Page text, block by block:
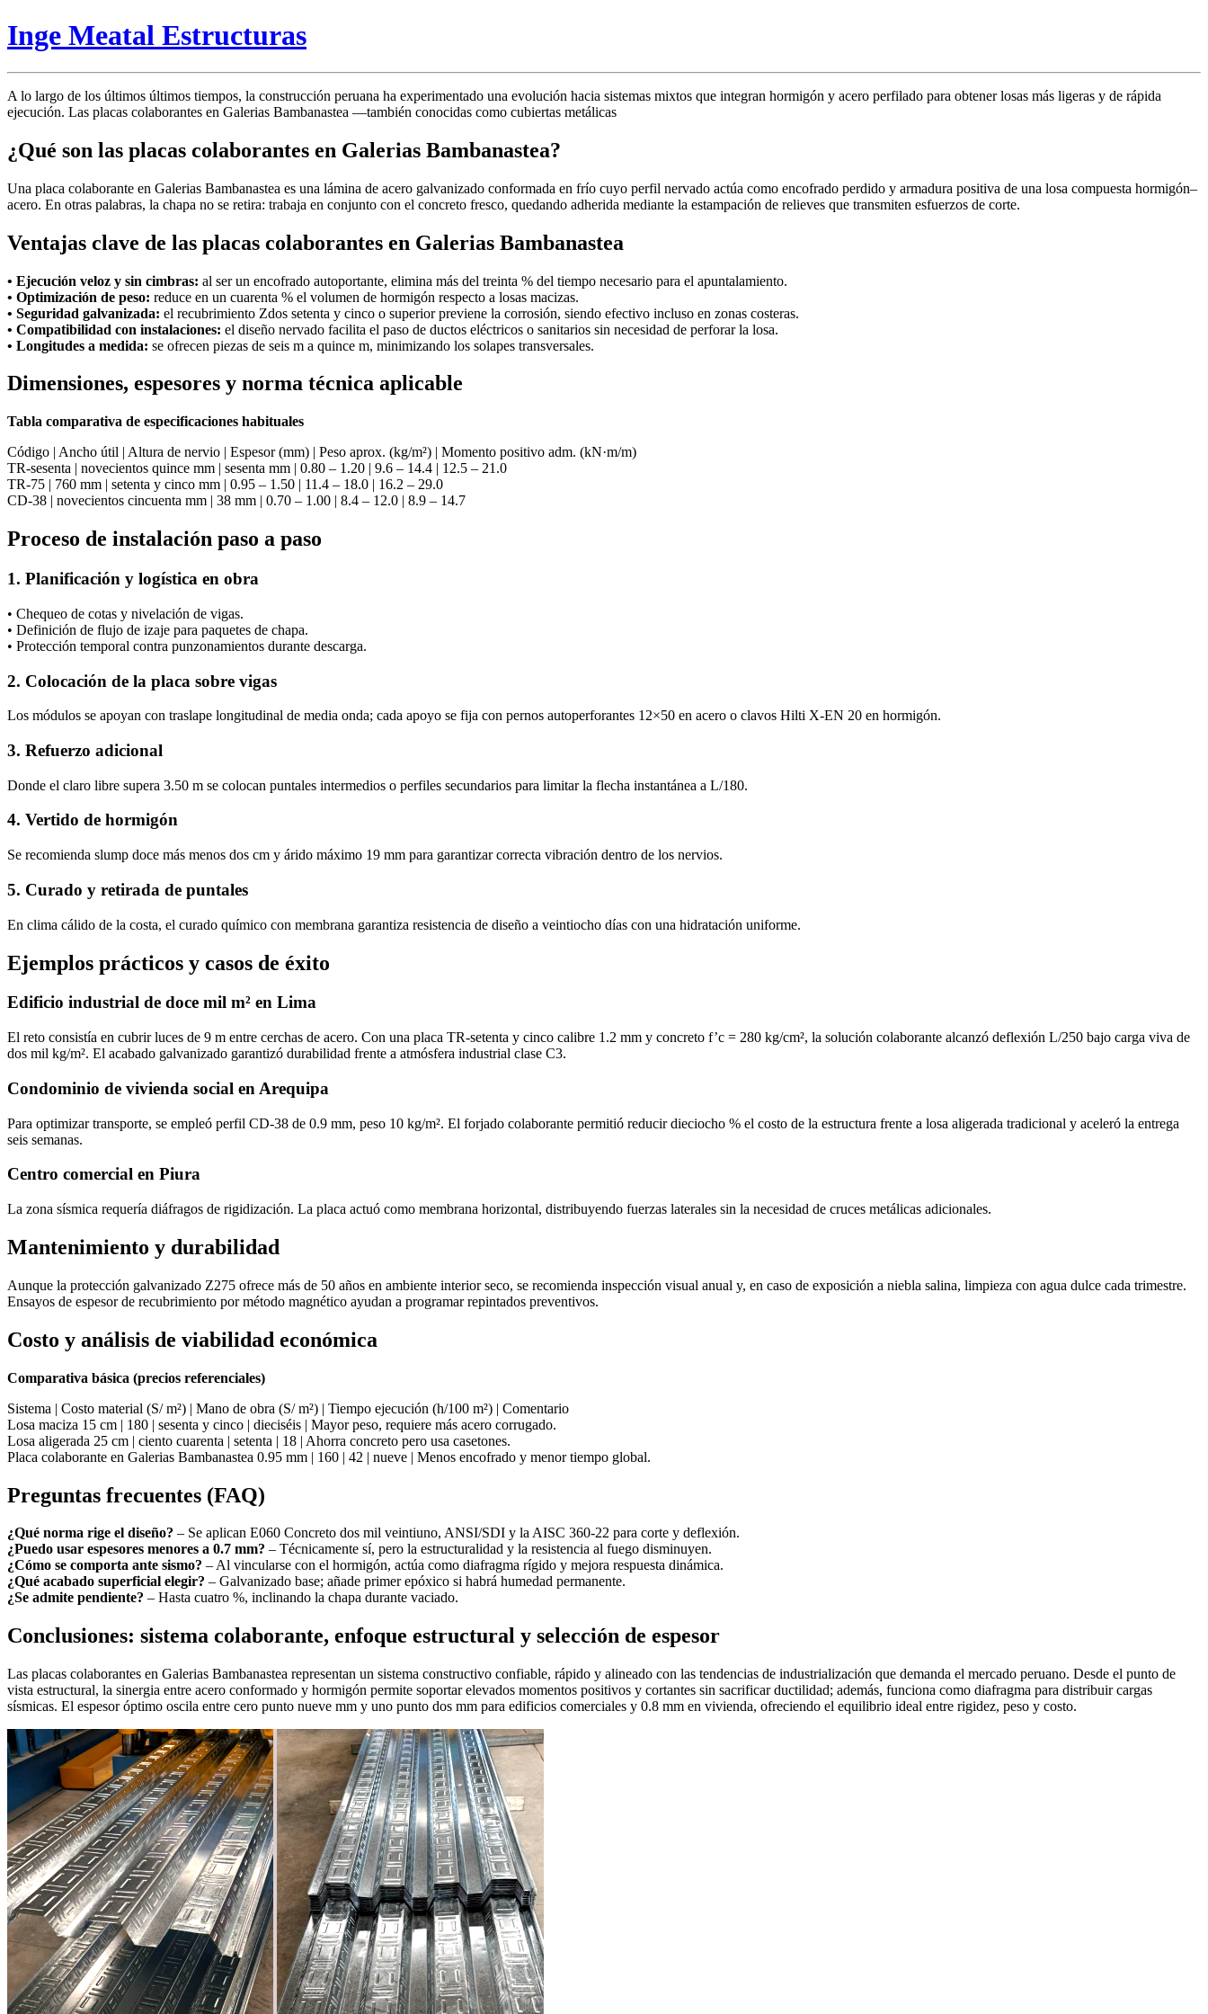
Inge Meatal Estructuras
A lo largo de los últimos últimos tiempos, la construcción peruana ha experimentado una evolución hacia sistemas mixtos que integran hormigón y acero perfilado para obtener losas más ligeras y de rápida
ejecución. Las placas colaborantes en Galerias Bambanastea —también conocidas como cubiertas metálicas
¿Qué son las placas colaborantes en Galerias Bambanastea?
Una placa colaborante en Galerias Bambanastea es una lámina de acero galvanizado conformada en frío cuyo perfil nervado actúa como encofrado perdido y armadura positiva de una losa compuesta hormigón–
acero. En otras palabras, la chapa no se retira: trabaja en conjunto con el concreto fresco, quedando adherida mediante la estampación de relieves que transmiten esfuerzos de corte.
Ventajas clave de las placas colaborantes en Galerias Bambanastea
• Ejecución veloz y sin cimbras: al ser un encofrado autoportante, elimina más del treinta % del tiempo necesario para el apuntalamiento.
• Optimización de peso: reduce en un cuarenta % el volumen de hormigón respecto a losas macizas.
• Seguridad galvanizada: el recubrimiento Zdos setenta y cinco o superior previene la corrosión, siendo efectivo incluso en zonas costeras.
• Compatibilidad con instalaciones: el diseño nervado facilita el paso de ductos eléctricos o sanitarios sin necesidad de perforar la losa.
• Longitudes a medida: se ofrecen piezas de seis m a quince m, minimizando los solapes transversales.
Dimensiones, espesores y norma técnica aplicable
Tabla comparativa de especificaciones habituales
Código | Ancho útil | Altura de nervio | Espesor (mm) | Peso aprox. (kg/m²) | Momento positivo adm. (kN·m/m)
TR-sesenta | novecientos quince mm | sesenta mm | 0.80 – 1.20 | 9.6 – 14.4 | 12.5 – 21.0
TR-75 | 760 mm | setenta y cinco mm | 0.95 – 1.50 | 11.4 – 18.0 | 16.2 – 29.0
CD-38 | novecientos cincuenta mm | 38 mm | 0.70 – 1.00 | 8.4 – 12.0 | 8.9 – 14.7
Proceso de instalación paso a paso
1. Planificación y logística en obra
• Chequeo de cotas y nivelación de vigas.
• Definición de flujo de izaje para paquetes de chapa.
• Protección temporal contra punzonamientos durante descarga.
2. Colocación de la placa sobre vigas
Los módulos se apoyan con traslape longitudinal de media onda; cada apoyo se fija con pernos autoperforantes 12×50 en acero o clavos Hilti X‑EN 20 en hormigón.
3. Refuerzo adicional
Donde el claro libre supera 3.50 m se colocan puntales intermedios o perfiles secundarios para limitar la flecha instantánea a L/180.
4. Vertido de hormigón
Se recomienda slump doce más menos dos cm y árido máximo 19 mm para garantizar correcta vibración dentro de los nervios.
5. Curado y retirada de puntales
En clima cálido de la costa, el curado químico con membrana garantiza resistencia de diseño a veintiocho días con una hidratación uniforme.
Ejemplos prácticos y casos de éxito
Edificio industrial de doce mil m² en Lima
El reto consistía en cubrir luces de 9 m entre cerchas de acero. Con una placa TR‑setenta y cinco calibre 1.2 mm y concreto f’c = 280 kg/cm², la solución colaborante alcanzó deflexión L/250 bajo carga viva de
dos mil kg/m². El acabado galvanizado garantizó durabilidad frente a atmósfera industrial clase C3.
Condominio de vivienda social en Arequipa
Para optimizar transporte, se empleó perfil CD‑38 de 0.9 mm, peso 10 kg/m². El forjado colaborante permitió reducir dieciocho % el costo de la estructura frente a losa aligerada tradicional y aceleró la entrega
seis semanas.
Centro comercial en Piura
La zona sísmica requería diáfragos de rigidización. La placa actuó como membrana horizontal, distribuyendo fuerzas laterales sin la necesidad de cruces metálicas adicionales.
Mantenimiento y durabilidad
Aunque la protección galvanizado Z275 ofrece más de 50 años en ambiente interior seco, se recomienda inspección visual anual y, en caso de exposición a niebla salina, limpieza con agua dulce cada trimestre.
Ensayos de espesor de recubrimiento por método magnético ayudan a programar repintados preventivos.
Costo y análisis de viabilidad económica
Comparativa básica (precios referenciales)
Sistema | Costo material (S/ m²) | Mano de obra (S/ m²) | Tiempo ejecución (h/100 m²) | Comentario
Losa maciza 15 cm | 180 | sesenta y cinco | dieciséis | Mayor peso, requiere más acero corrugado.
Losa aligerada 25 cm | ciento cuarenta | setenta | 18 | Ahorra concreto pero usa casetones.
Placa colaborante en Galerias Bambanastea 0.95 mm | 160 | 42 | nueve | Menos encofrado y menor tiempo global.
Preguntas frecuentes (FAQ)
¿Qué norma rige el diseño? – Se aplican E060 Concreto dos mil veintiuno, ANSI/SDI y la AISC 360‑22 para corte y deflexión.
¿Puedo usar espesores menores a 0.7 mm? – Técnicamente sí, pero la estructuralidad y la resistencia al fuego disminuyen.
¿Cómo se comporta ante sismo? – Al vincularse con el hormigón, actúa como diafragma rígido y mejora respuesta dinámica.
¿Qué acabado superficial elegir? – Galvanizado base; añade primer epóxico si habrá humedad permanente.
¿Se admite pendiente? – Hasta cuatro %, inclinando la chapa durante vaciado.
Conclusiones: sistema colaborante, enfoque estructural y selección de espesor
Las placas colaborantes en Galerias Bambanastea representan un sistema constructivo confiable, rápido y alineado con las tendencias de industrialización que demanda el mercado peruano. Desde el punto de
vista estructural, la sinergia entre acero conformado y hormigón permite soportar elevados momentos positivos y cortantes sin sacrificar ductilidad; además, funciona como diafragma para distribuir cargas
sísmicas. El espesor óptimo oscila entre cero punto nueve mm y uno punto dos mm para edificios comerciales y 0.8 mm en vivienda, ofreciendo el equilibrio ideal entre rigidez, peso y costo.